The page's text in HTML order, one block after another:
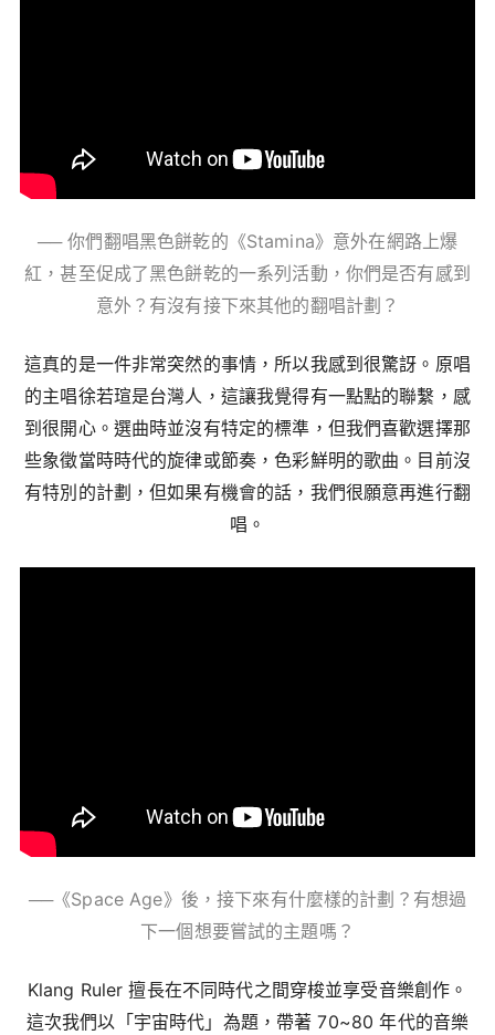
── 你們翻唱黑色餅乾的《Stamina》意外在網路上爆
紅，甚至促成了黑色餅乾的一系列活動，你們是否有感到
意外？有沒有接下來其他的翻唱計劃？
這真的是一件非常突然的事情，所以我感到很驚訝。原唱
的主唱徐若瑄是台灣人，這讓我覺得有一點點的聯繫，感
到很開心。選曲時並沒有特定的標準，但我們喜歡選擇那
些象徵當時時代的旋律或節奏，色彩鮮明的歌曲。目前沒
有特別的計劃，但如果有機會的話，我們很願意再進行翻
唱。
──《Space Age》後，接下來有什麼樣的計劃？有想過
下一個想要嘗試的主題嗎？
Klang Ruler擅長在不同時代之間穿梭並享受音樂創作。
這次我們以「宇宙時代」為題，帶著70~80年代的音樂